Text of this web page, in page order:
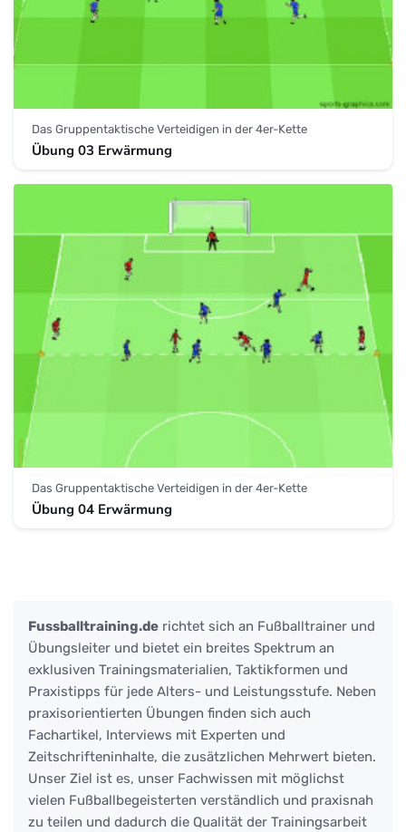
Das Gruppentaktische Verteidigen in der 4er-Kette
Übung 03 Erwärmung
Das Gruppentaktische Verteidigen in der 4er-Kette
Übung 04 Erwärmung
Fussballtraining.de richtet sich an Fußballtrainer und
Übungsleiter und bietet ein breites Spektrum an
exklusiven Trainingsmaterialien, Taktikformen und
Praxistipps für jede Alters- und Leistungsstufe. Neben
praxisorientierten Übungen finden sich auch
Fachartikel, Interviews mit Experten und
Zeitschrifteninhalte, die zusätzlichen Mehrwert bieten.
Unser Ziel ist es, unser Fachwissen mit möglichst
vielen Fußballbegeisterten verständlich und praxisnah
zu teilen und dadurch die Qualität der Trainingsarbeit